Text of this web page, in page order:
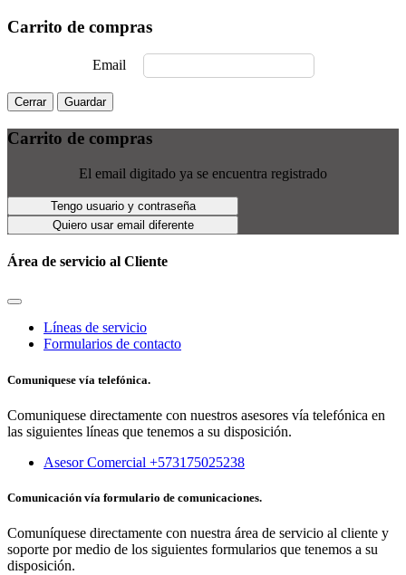
Carrito de compras
Email
Cerrar Guardar
Carrito de compras
El email digitado ya se encuentra registrado
Tengo usuario y contraseña
Quiero usar email diferente
Área de servicio al Cliente
Líneas de servicio
Formularios de contacto
Comuniquese vía telefónica.
Comuniquese directamente con nuestros asesores vía telefónica en
las siguientes líneas que tenemos a su disposición.
Asesor Comercial +573175025238
Comunicación vía formulario de comunicaciones.
Comuníquese directamente con nuestra área de servicio al cliente y
soporte por medio de los siguientes formularios que tenemos a su
disposición.